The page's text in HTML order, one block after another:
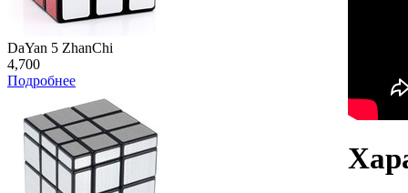
DaYan 5 ZhanChi
4,700
Подробнее